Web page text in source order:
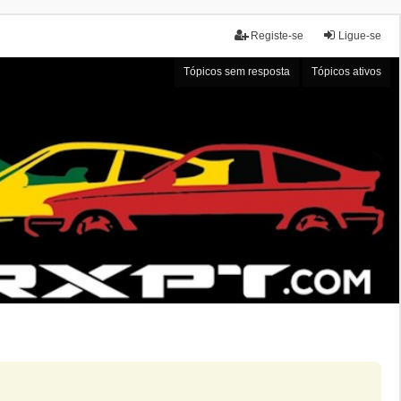
Ligue-se
Registe-se
Tópicos sem resposta Tópicos ativos